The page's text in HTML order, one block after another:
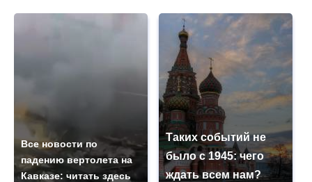
Все новости по
падению вертолета на
Кавказе: читать здесь
Таких событий не
было с 1945: чего
ждать всем нам?